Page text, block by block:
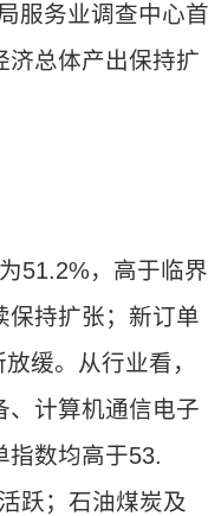
服务业调查中心首
济总体产出保持扩
51.2%，高于临界
保持扩张；新订单
缓。从行业看，
、计算机通信电子
指数均高于53.
跃；石油煤炭及